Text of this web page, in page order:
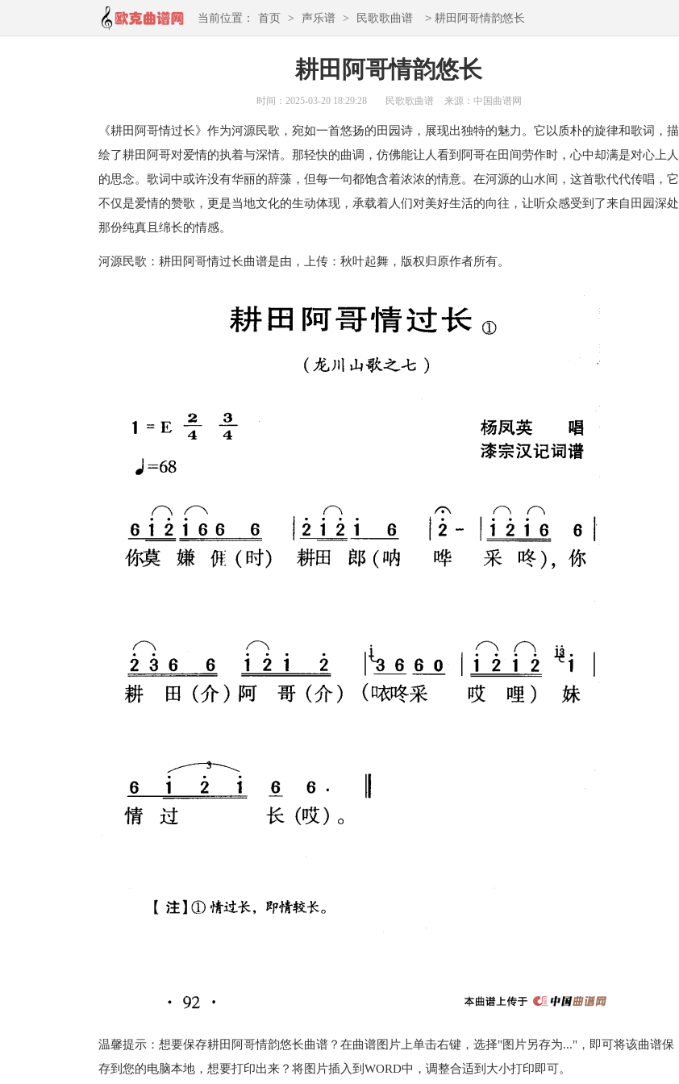
当前位置： 首页 > 声乐谱 > 民歌歌曲谱 > 耕田阿哥情韵悠长
耕田阿哥情韵悠长
时间：2025-03-20 18:29:28 民歌歌曲谱 来源：中国曲谱网
《耕田阿哥情过长》作为河源民歌，宛如一首悠扬的田园诗，展现出独特的魅力。它以质朴的旋律和歌词，描
绘了耕田阿哥对爱情的执着与深情。那轻快的曲调，仿佛能让人看到阿哥在田间劳作时，心中却满是对心上人
的思念。歌词中或许没有华丽的辞藻，但每一句都饱含着浓浓的情意。在河源的山水间，这首歌代代传唱，它
不仅是爱情的赞歌，更是当地文化的生动体现，承载着人们对美好生活的向往，让听众感受到了来自田园深处
那份纯真且绵长的情感。
河源民歌：耕田阿哥情过长曲谱是由，上传：秋叶起舞，版权归原作者所有。
温馨提示：想要保存耕田阿哥情韵悠长曲谱？在曲谱图片上单击右键，选择"图片另存为..."，即可将该曲谱保
存到您的电脑本地，想要打印出来？将图片插入到WORD中，调整合适到大小打印即可。